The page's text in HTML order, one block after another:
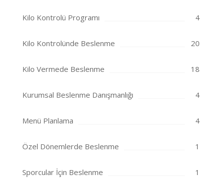
Kilo Kontrolü Programı 4
Kilo Kontrolünde Beslenme 20
Kilo Vermede Beslenme 18
Kurumsal Beslenme Danışmanlığı 4
Menü Planlama 4
Özel Dönemlerde Beslenme 1
Sporcular İçin Beslenme 1